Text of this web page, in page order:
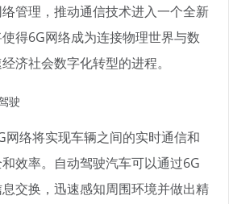
管理，推动通信技术进入一个全新
得6G网络成为连接物理世界与数
济社会数字化转型的进程。
驶
网络将实现车辆之间的实时通信和
效率。自动驾驶汽车可以通过6G
交换，迅速感知周围环境并做出精